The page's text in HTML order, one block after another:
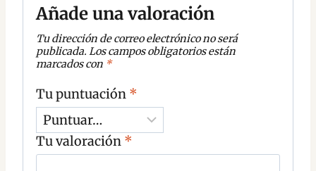
Añade una valoración
Tu dirección de correo electrónico no será
publicada. Los campos obligatorios están
marcados con *
Tu puntuación *
Tu valoración *